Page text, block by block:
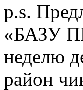
p.s.
«БАЗУ
неделю
район